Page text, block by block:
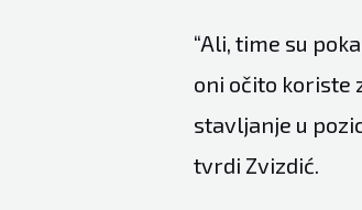
“Ali, time su
oni očito koriste
stavljanje u
tvrdi Zvizdić.